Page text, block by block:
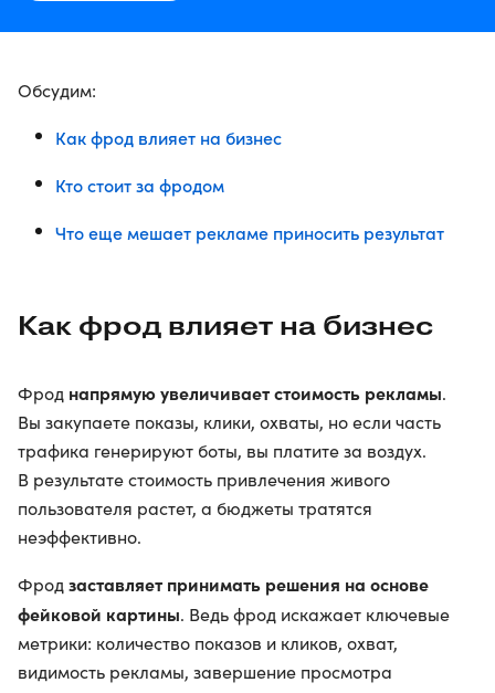
Обсудим:
Как фрод влияет на бизнес
Кто стоит за фродом
Что еще мешает рекламе приносить результат
Как фрод влияет на бизнес
Фрод напрямую увеличивает стоимость рекламы.
Вы закупаете показы, клики, охваты, но если часть
трафика генерируют боты, вы платите за воздух.
В результате стоимость привлечения живого
пользователя растет, а бюджеты тратятся
неэффективно.
Фродзаставляет принимать решения на основе
фейковой картины. Ведь фрод искажает ключевые
метрики: количество показов и кликов, охват,
видимость рекламы, завершение просмотра